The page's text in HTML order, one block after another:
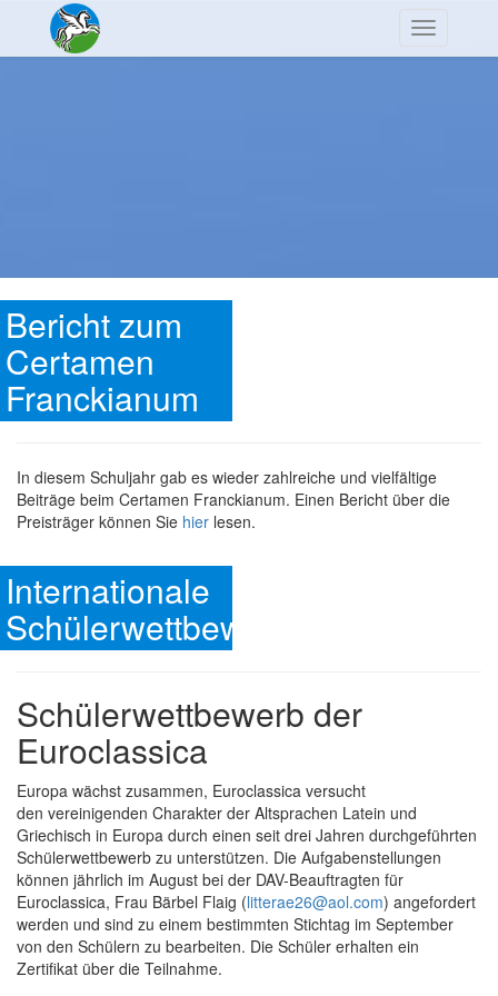
Navigation
Bericht zum
Certamen
Franckianum
In diesem Schuljahr gab es wieder zahlreiche und vielfältige
Beiträge beim Certamen Franckianum. Einen Bericht über die
Preisträger können Sie hier lesen.
Internationale
Schülerwettbewerbe
Schülerwettbewerb der
Euroclassica
Europa wächst zusammen, Euroclassica versucht
den vereinigenden Charakter der Altsprachen Latein und
Griechisch in Europa durch einen seit drei Jahren durchgeführten
Schülerwettbewerb zu unterstützen. Die Aufgabenstellungen
können jährlich im August bei der DAV-Beauftragten für
Euroclassica, Frau Bärbel Flaig (litterae26@aol.com) angefordert
werden und sind zu einem bestimmten Stichtag im September
von den Schülern zu bearbeiten. Die Schüler erhalten ein
Zertifikat über die Teilnahme.